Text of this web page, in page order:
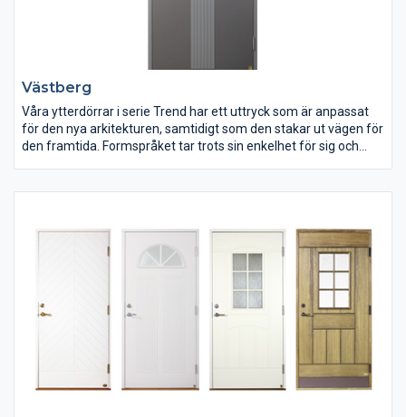
Västberg
Våra ytterdörrar i serie Trend har ett uttryck som är anpassat
för den nya arkitekturen, samtidigt som den stakar ut vägen för
den framtida. Formspråket tar trots sin enkelhet för sig och